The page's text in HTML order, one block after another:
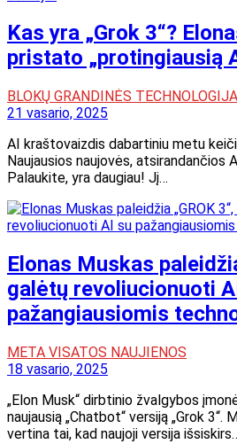
Kas yra „Grok 3“?
pristato „protingiausią
BLOKŲ GRANDINĖS TECHNOLOGIJA
21 vasario, 2025
AI kraštovaizdis dabartiniu metu
Naujausios naujovės, atsirandančios
Palaukite, yra daugiau! Jį…
Elonas Muskas
galėtų revoliucionuoti
pažangiausiomis
META VISATOS NAUJIENOS
18 vasario, 2025
„Elon Musk“ dirbtinio žvalgybos
naujausią „Chatbot“ versiją „Grok
vertina tai, kad naujoji versija